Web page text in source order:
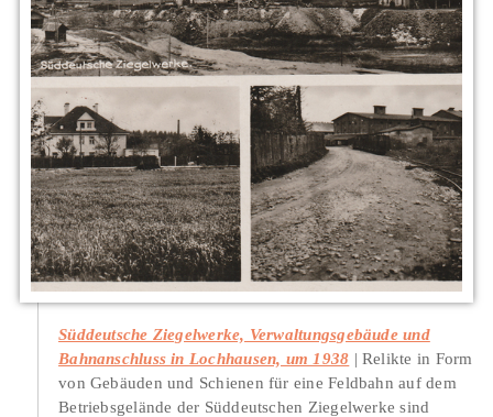
Süddeutsche Ziegelwerke, Verwaltungsgebäude und
Bahnanschluss in Lochhausen, um 1938
Relikte in Form
von Gebäuden und Schienen für eine Feldbahn auf dem
Betriebsgelände der Süddeutschen Ziegelwerke sind